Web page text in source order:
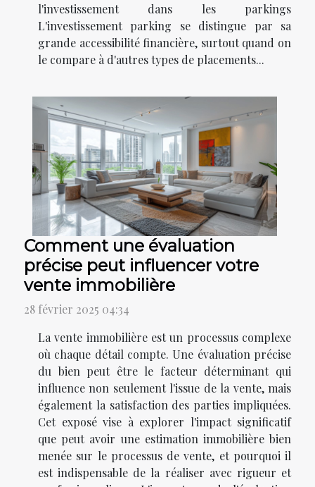
l'investissement dans les parkings
L'investissement parking se distingue par sa
grande accessibilité financière, surtout quand on
le compare à d'autres types de placements...
Comment une évaluation
précise peut influencer votre
vente immobilière
28 février 2025 04:34
La vente immobilière est un processus complexe
où chaque détail compte. Une évaluation précise
du bien peut être le facteur déterminant qui
influence non seulement l'issue de la vente, mais
également la satisfaction des parties impliquées.
Cet exposé vise à explorer l'impact significatif
que peut avoir une estimation immobilière bien
menée sur le processus de vente, et pourquoi il
est indispensable de la réaliser avec rigueur et